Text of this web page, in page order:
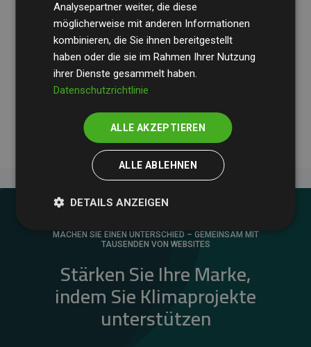
Transparenz und Verlässlichkeit sicherzustellen.
Ihre Prüfungen belegen, dass unsere Investitionen in
Klimaschutzprojekte im Durchschnitt200 % der
geschätzten CO₂-Emissionender teilnehmenden
Websites kompensieren – ein klarer Nachweis für die
messbare Klimawirkung unseres Ansatzes.
MACHEN SIE EINEN UNTERSCHIED – GEMEINSAM MIT
TAUSENDEN VON WEBSITES
Stärken Sie Ihre Marke,
indem Sie Klimaprojekte
unterstützen
Analysepartner weiter, die diese
möglicherweise mit anderen Informationen
kombinieren, die Sie ihnen bereitgestellt
haben oder die sie im Rahmen Ihrer Nutzung
ihrer Dienste gesammelt haben.
Datenschutzrichtlinie
ALLE AKZEPTIEREN
ALLE ABLEHNEN
DETAILS ANZEIGEN